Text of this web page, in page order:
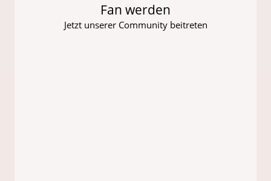
Fan werden
Jetzt unserer Community beitreten